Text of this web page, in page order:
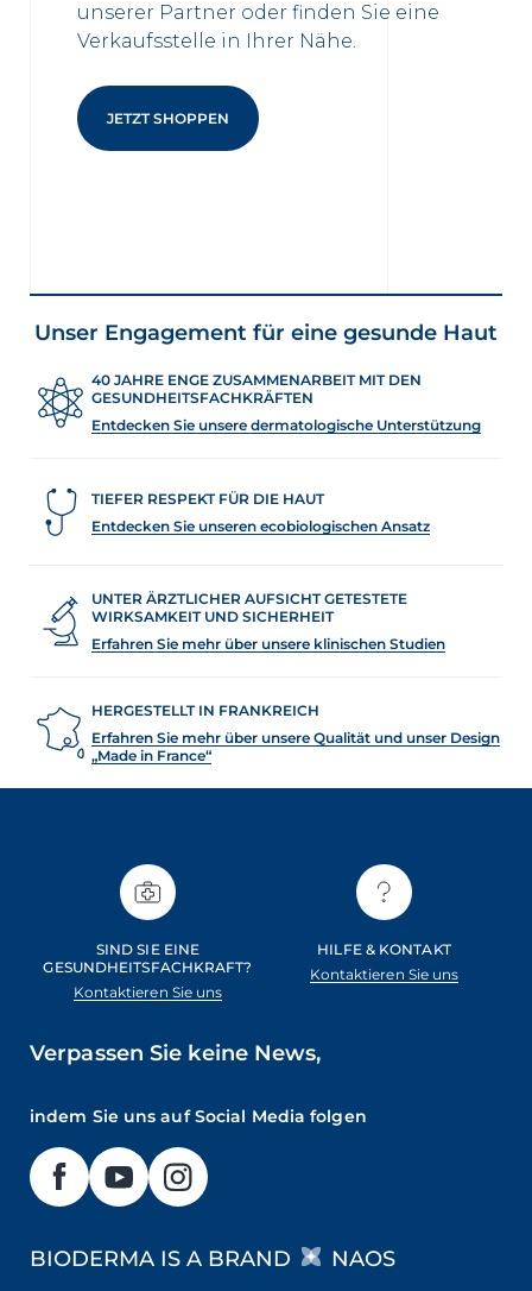
unserer Partner oder finden Sie eine
Verkaufsstelle in Ihrer Nähe.
JETZT SHOPPEN
Unser Engagement für eine gesunde Haut
40 JAHRE ENGE ZUSAMMENARBEIT MIT DEN
GESUNDHEITSFACHKRÄFTEN
Entdecken Sie unsere dermatologische Unterstützung
TIEFER RESPEKT FÜR DIE HAUT
Entdecken Sie unseren ecobiologischen Ansatz
UNTER ÄRZTLICHER AUFSICHT GETESTETE
WIRKSAMKEIT UND SICHERHEIT
Erfahren Sie mehr über unsere klinischen Studien
HERGESTELLT IN FRANKREICH
Erfahren Sie mehr über unsere Qualität und unser Design
„Made in France“
SIND SIE EINE
GESUNDHEITSFACHKRAFT?
Kontaktieren Sie uns
HILFE & KONTAKT
Kontaktieren Sie uns
Verpassen Sie keine News,
indem Sie uns auf Social Media folgen
BIODERMA IS A BRAND NAOS